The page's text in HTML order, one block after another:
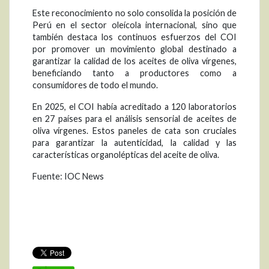
Este reconocimiento no solo consolida la posición de
Perú en el sector oleícola internacional, sino que
también destaca los continuos esfuerzos del COI
por promover un movimiento global destinado a
garantizar la calidad de los aceites de oliva vírgenes,
beneficiando tanto a productores como a
consumidores de todo el mundo.
En 2025, el COI había acreditado a 120 laboratorios
en 27 países para el análisis sensorial de aceites de
oliva vírgenes. Estos paneles de cata son cruciales
para garantizar la autenticidad, la calidad y las
características organolépticas del aceite de oliva.
Fuente: IOC News